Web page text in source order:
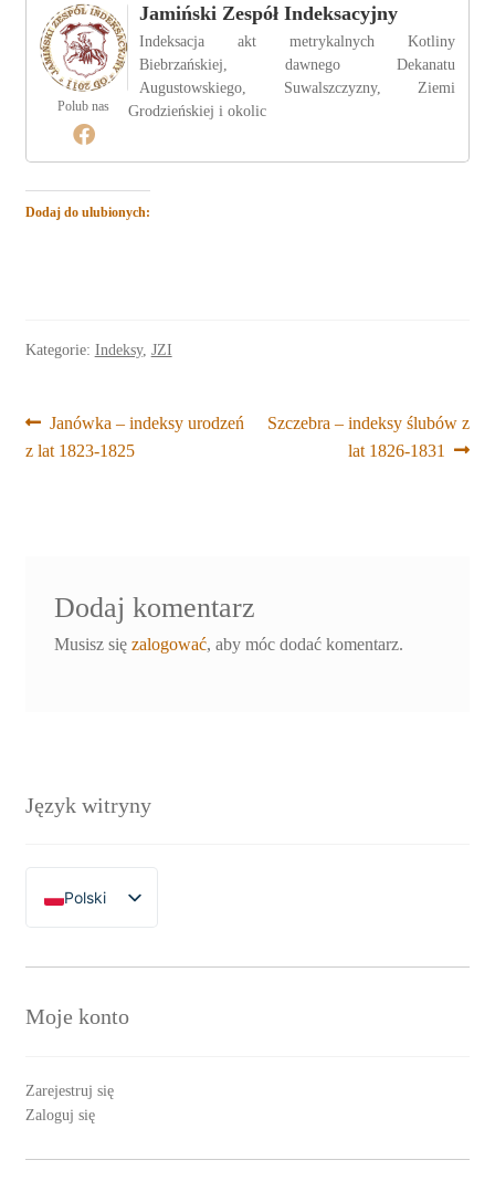
Polub nas
Jamiński Zespół Indeksacyjny
Indeksacja akt metrykalnych Kotliny
Biebrzańskiej, dawnego Dekanatu
Augustowskiego, Suwalszczyzny, Ziemi
Grodzieńskiej i okolic
Dodaj do ulubionych:
Kategorie: Indeksy, JZI
Nawigacja
Poprzedni
wpis:
Janówka – indeksy urodzeń
z lat 1823-1825
Następny
Szczebra – indeksy ślubów z
lat 1826-1831
Dodaj komentarz
Musisz się zalogować, aby móc dodać komentarz.
Język witryny
Polski
English
Moje konto
Zarejestruj się
Zaloguj się